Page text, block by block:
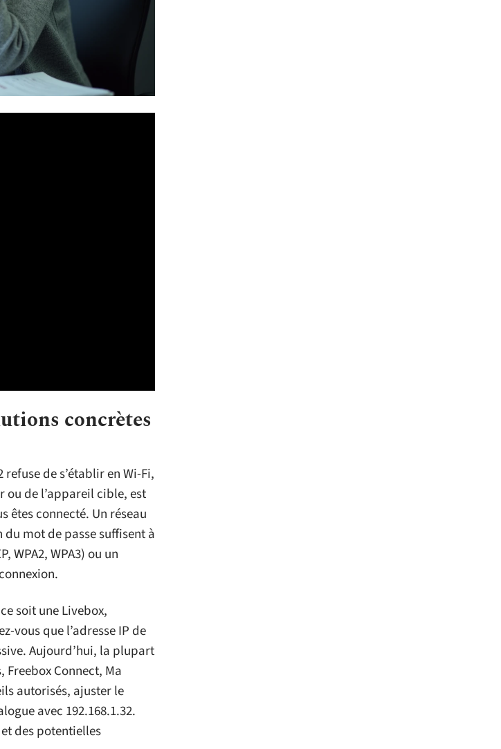
concrètes
de s’établir en Wi-Fi,
ou de l’appareil cible, est
êtes connecté. Un réseau
mot de passe suffisent à
WPA2, WPA3) ou un
soit une Livebox,
vous que l’adresse IP de
Aujourd’hui, la plupart
Connect, Ma
autorisés, ajuster le
avec 192.168.1.32.
des potentielles